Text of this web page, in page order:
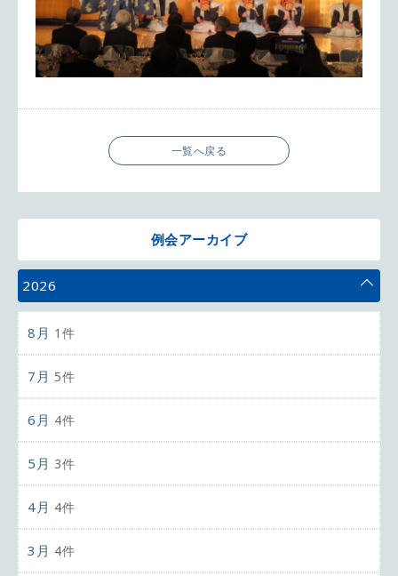
一覧へ戻る
例会アーカイブ
2026
8月 1件
7月 5件
6月 4件
5月 3件
4月 4件
3月 4件